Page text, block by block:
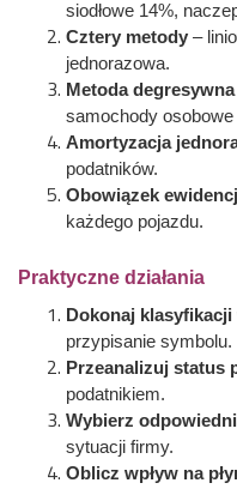
siodłowe 14%,
Cztery metody –
jednorazowa.
Metoda
samochody osobowe
Amortyzacja
podatników.
Obowiązek
każdego pojazdu.
Praktyczne działania
Dokonaj klasyfikacji
przypisanie symbolu.
Przeanalizuj status
podatnikiem.
Wybierz
sytuacji firmy.
Oblicz wpływ na